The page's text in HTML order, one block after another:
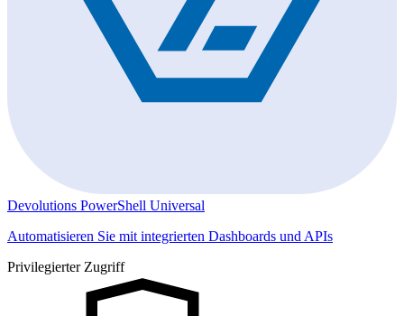
Devolutions PowerShell Universal
Automatisieren Sie mit integrierten Dashboards und APIs
Privilegierter Zugriff